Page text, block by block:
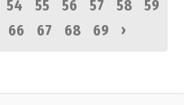
54 55 56 57 58
59
66 67 68 69 ›